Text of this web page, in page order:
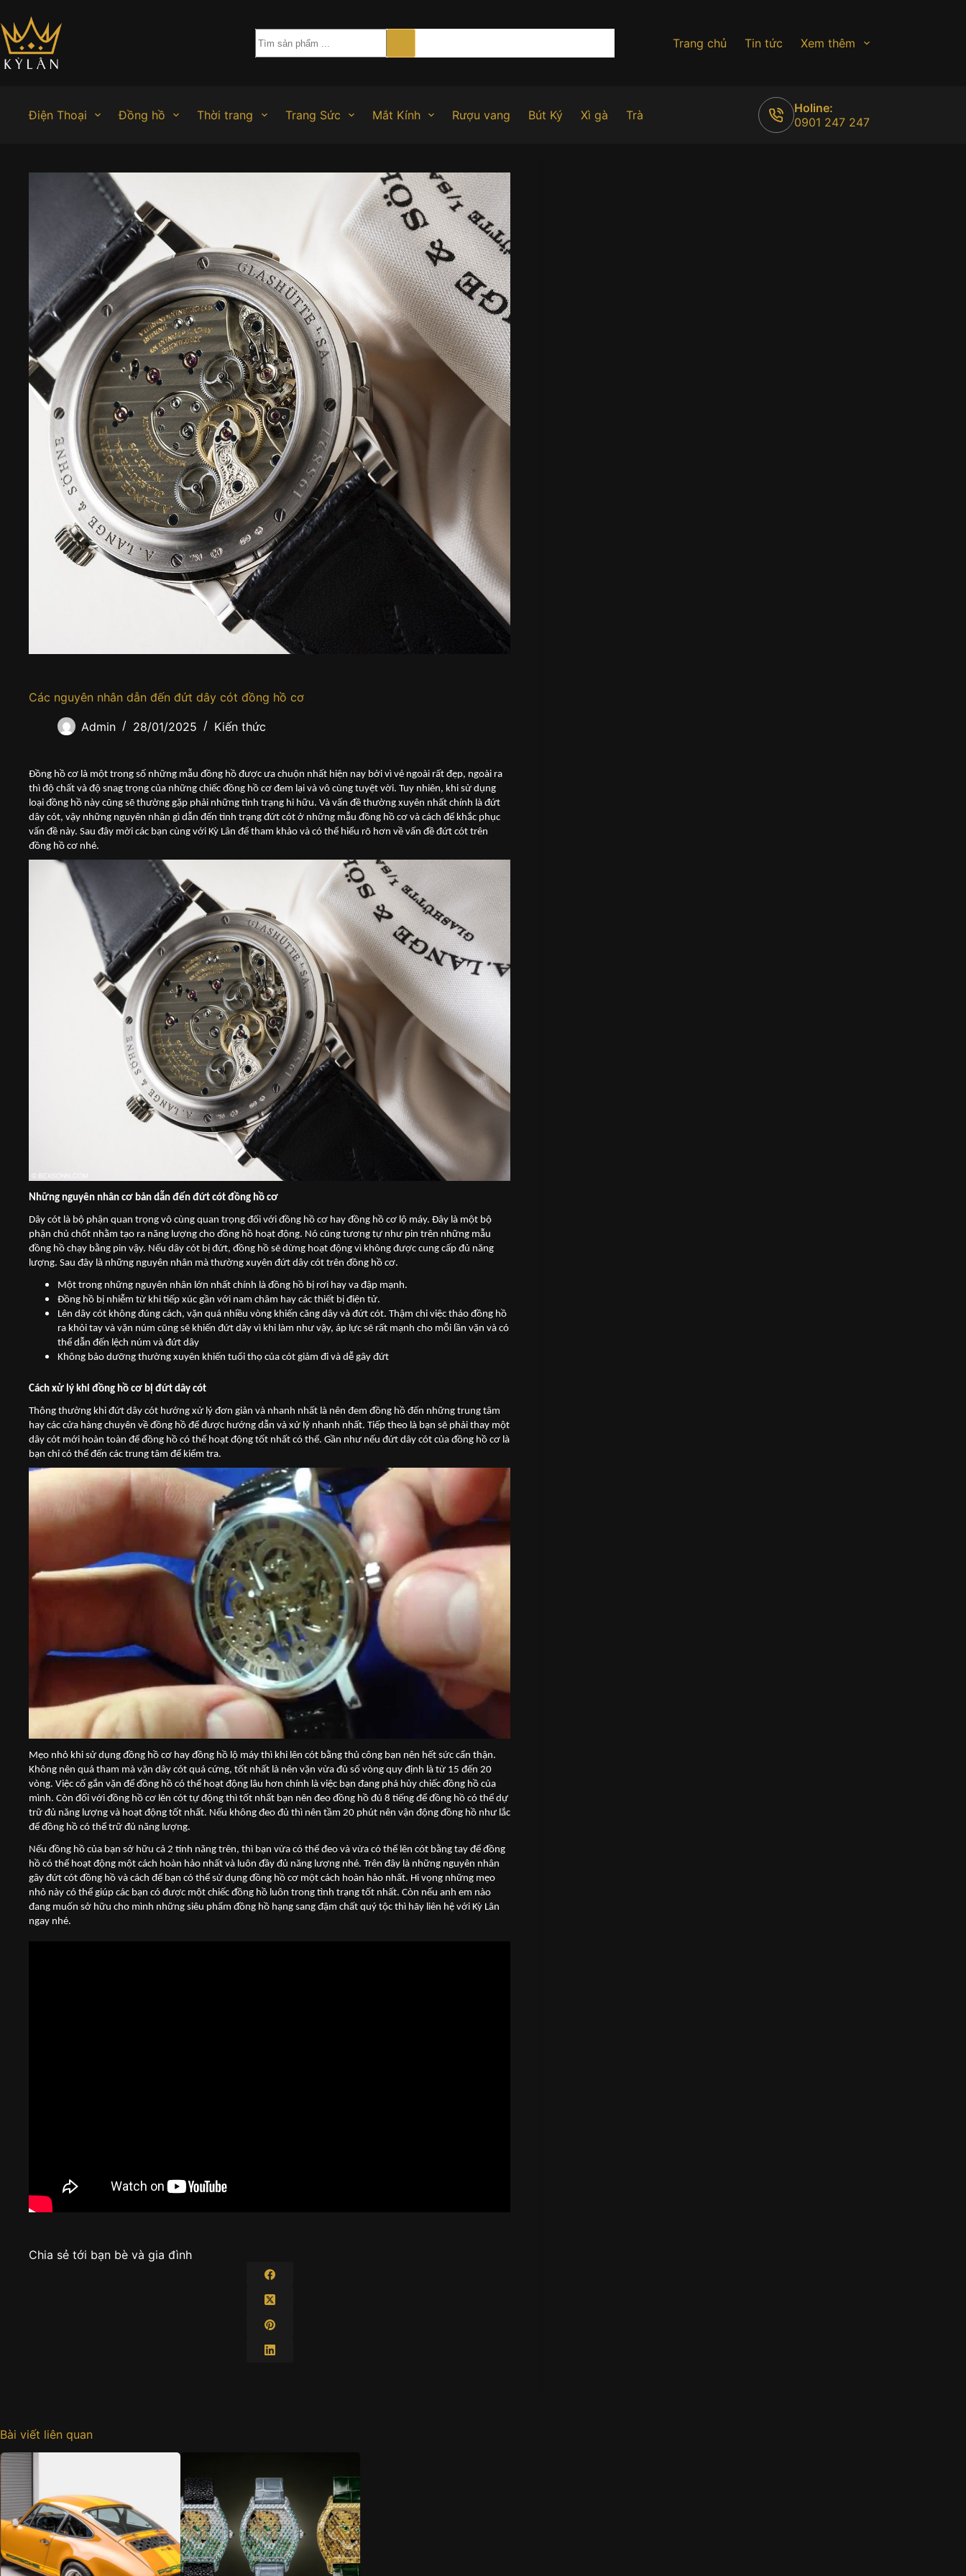
đến
phần
nội
dung
Trang chủ Tin tức Xem thêm
Điện Thoại Đồng hồ Thời trang Trang Sức Mắt Kính Rượu vang Bút Ký Xì gà Trà
Holine:
0901 247 247
Các nguyên nhân dẫn đến đứt dây cót đồng hồ cơ
Admin 28/01/2025 Kiến thức
Đồng hồ cơ là một trong số những mẫu đồng hồ được ưa chuộn nhất hiện nay bởi vì vẻ ngoài rất đẹp, ngoài ra
thì độ chất và độ snag trọng của những chiếc đồng hồ cơ đem lại và vô cùng tuyệt vời. Tuy nhiên, khi sử dụng
loại đồng hồ này cũng sẽ thường gặp phải những tình trạng hi hữu. Và vấn đề thường xuyên nhất chính là đứt
dây cót, vậy những nguyên nhân gì dẫn đến tình trạng đứt cót ở những mẫu đồng hồ cơ và cách để khắc phục
vấn đề này. Sau đây mời các bạn cùng với Kỳ Lân để tham khảo và có thể hiểu rõ hơn về vấn đề đứt cót trên
đồng hồ cơ nhé.
Những nguyên nhân cơ bản dẫn đến đứt cót đồng hồ cơ
Dây cót là bộ phận quan trọng vô cùng quan trọng đối với đồng hồ cơ hay đồng hồ cơ lộ máy. Đây là một bộ
phận chủ chốt nhằm tạo ra năng lượng cho đồng hồ hoạt động. Nó cũng tương tự như pin trên những mẫu
đồng hồ chạy bằng pin vậy. Nếu dây cót bị đứt, đồng hồ sẽ dừng hoạt động vì không được cung cấp đủ năng
lượng. Sau đây là những nguyên nhân mà thường xuyên đứt dây cót trên đồng hồ cơ.
Một trong những nguyên nhân lớn nhất chính là đồng hồ bị rơi hay va đập mạnh.
Đồng hồ bị nhiễm từ khi tiếp xúc gần với nam châm hay các thiết bị điện tử.
Lên dây cót không đúng cách, vặn quá nhiều vòng khiến căng dây và đứt cót. Thậm chi việc tháo đồng hồ
ra khỏi tay và vặn núm cũng sẽ khiến đứt dây vì khi làm như vậy, áp lực sẽ rất mạnh cho mỗi lần vặn và có
thể dẫn đến lệch núm và đứt dây
Không bảo dưỡng thường xuyên khiến tuổi thọ của cót giảm đi và dễ gây đứt
Cách xử lý khi đồng hồ cơ bị đứt dây cót
Thông thường khi đứt dây cót hướng xử lý đơn giản và nhanh nhất là nên đem đồng hồ đến những trung tâm
hay các cửa hàng chuyên về đồng hồ để được hướng dẫn và xử lý nhanh nhất. Tiếp theo là bạn sẽ phải thay một
dây cót mới hoàn toàn để đồng hồ có thể hoạt động tốt nhất có thể. Gần như nếu đứt dây cót của đồng hồ cơ là
bạn chỉ có thể đến các trung tâm để kiểm tra.
Mẹo nhỏ khi sử dụng đồng hồ cơ hay đồng hồ lộ máy thì khi lên cót bằng thủ công bạn nên hết sức cẩn thận.
Không nên quá tham mà vặn dây cót quá cứng, tốt nhất là nên vặn vừa đủ số vòng quy định là từ 15 đến 20
vòng. Việc cố gắn vặn để đồng hồ có thể hoạt động lâu hơn chính là việc bạn đang phá hủy chiếc đồng hồ của
mình. Còn đối với đồng hồ cơ lên cót tự động thì tốt nhất bạn nên đeo đồng hồ đủ 8 tiếng để đồng hồ có thể dự
trữ đủ năng lượng và hoạt động tốt nhất. Nếu không đeo đủ thì nên tầm 20 phút nên vận động đồng hồ như lắc
để đồng hồ có thể trữ đủ năng lượng.
Nếu đồng hồ của bạn sở hữu cả 2 tính năng trên, thì bạn vừa có thể đeo và vừa có thể lên cót bằng tay để đồng
hồ có thể hoạt động một cách hoàn hảo nhất và luôn đầy đủ năng lượng nhé. Trên đây là những nguyên nhân
gây đứt cót đồng hồ và cách để bạn có thể sử dụng đồng hồ cơ một cách hoàn hảo nhất. Hi vọng những mẹo
nhỏ này có thể giúp các bạn có được một chiếc đồng hồ luôn trong tình trạng tốt nhất. Còn nếu anh em nào
đang muốn sở hữu cho mình những siêu phẩm đồng hồ hạng sang đậm chất quý tộc thì hãy liên hệ với Kỳ Lân
ngay nhé.
Chia sẻ tới bạn bè và gia đình
Bài viết liên quan